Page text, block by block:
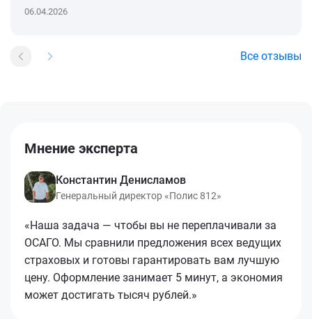
06.04.2026
Все отзывы
Мнение эксперта
Константин Денисламов
Генеральный директор «Полис 812»
«Наша задача — чтобы вы не переплачивали за
ОСАГО. Мы сравнили предложения всех ведущих
страховых и готовы гарантировать вам лучшую
цену. Оформление занимает 5 минут, а экономия
может достигать тысяч рублей.»